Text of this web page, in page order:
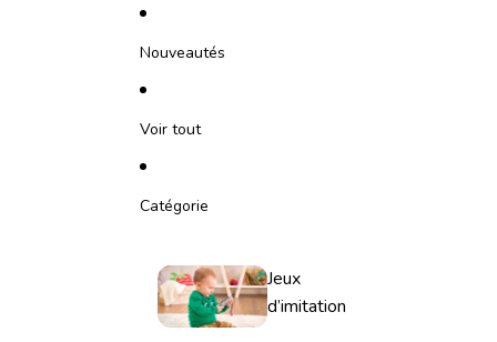
Nouveautés
Voir tout
Catégorie
Jeux
d’imitation